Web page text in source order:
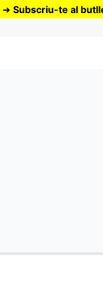
➜ Subscriu-te al